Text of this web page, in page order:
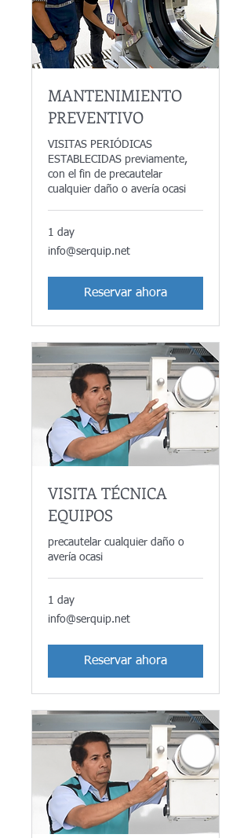
MANTENIMIENTO
PREVENTIVO
VISITAS PERIÓDICAS
ESTABLECIDAS previamente,
con el fin de precautelar
cualquier daño o avería ocasi
1 day
info@serquip.net
info@serquip.net
Reservar ahora
VISITA TÉCNICA
EQUIPOS
precautelar cualquier daño o
avería ocasi
1 day
info@serquip.net
info@serquip.net
Reservar ahora